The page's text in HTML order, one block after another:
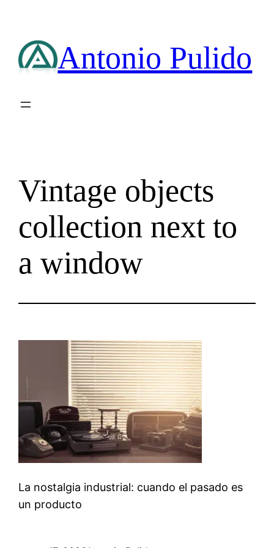
contenido Antonio Pulido
Vintage objects
collection next to
a window
La nostalgia industrial: cuando el pasado es
un producto